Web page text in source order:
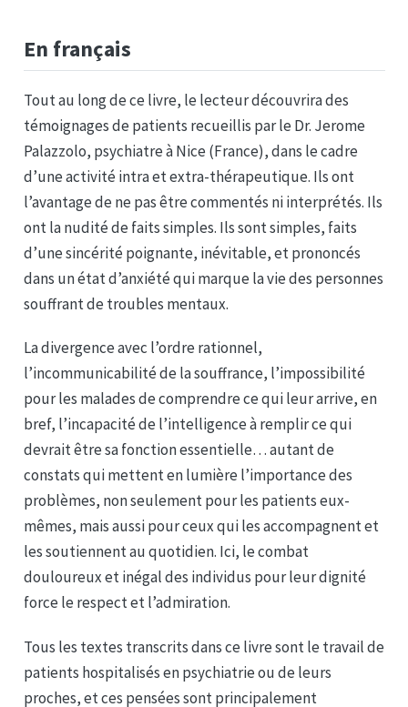
En français
Tout au long de ce livre, le lecteur découvrira des
témoignages de patients recueillis par le Dr. Jerome
Palazzolo, psychiatre à Nice (France), dans le cadre
d’une activité intra et extra-thérapeutique. Ils ont
l’avantage de ne pas être commentés ni interprétés. Ils
ont la nudité de faits simples. Ils sont simples, faits
d’une sincérité poignante, inévitable, et prononcés
dans un état d’anxiété qui marque la vie des personnes
souffrant de troubles mentaux.
La divergence avec l’ordre rationnel,
l’incommunicabilité de la souffrance, l’impossibilité
pour les malades de comprendre ce qui leur arrive, en
bref, l’incapacité de l’intelligence à remplir ce qui
devrait être sa fonction essentielle… autant de
constats qui mettent en lumière l’importance des
problèmes, non seulement pour les patients eux-
mêmes, mais aussi pour ceux qui les accompagnent et
les soutiennent au quotidien. Ici, le combat
douloureux et inégal des individus pour leur dignité
force le respect et l’admiration.
Tous les textes transcrits dans ce livre sont le travail de
patients hospitalisés en psychiatrie ou de leurs
proches, et ces pensées sont principalement